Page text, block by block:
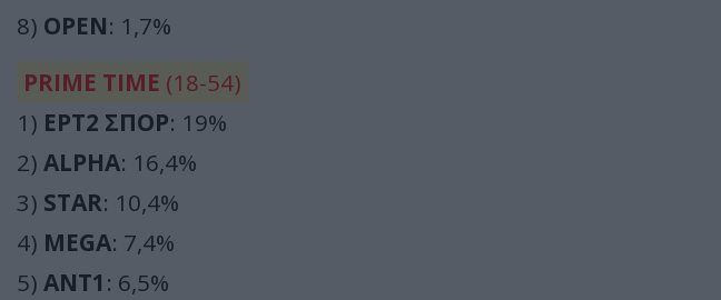
8) OPEN: 1,7%
PRIME TIME (18-54)
1) ΕΡΤ2 ΣΠΟΡ: 19%
2) ALPHA: 16,4%
3) STAR: 10,4%
4) MEGA: 7,4%
5) ΑΝΤ1 : 6,5%